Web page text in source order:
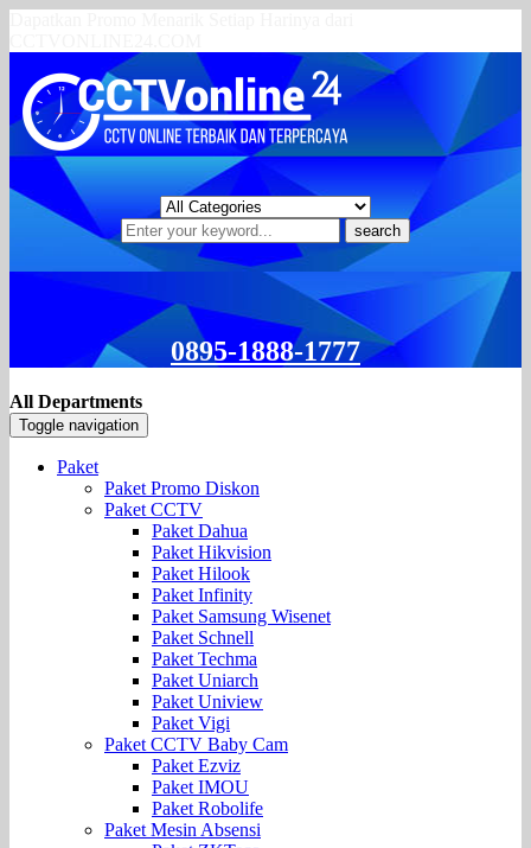
search
0895-1888-1777
All Departments
Toggle navigation
Paket
Paket Promo Diskon
Paket CCTV
Paket Dahua
Paket Hikvision
Paket Hilook
Paket Infinity
Paket Samsung Wisenet
Paket Schnell
Paket Techma
Paket Uniarch
Paket Uniview
Paket Vigi
Paket CCTV Baby Cam
Paket Ezviz
Paket IMOU
Paket Robolife
Paket Mesin Absensi